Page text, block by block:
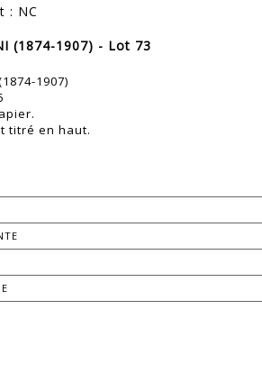
: NC
(1874-1907) - Lot 73
1907)
titré en haut.